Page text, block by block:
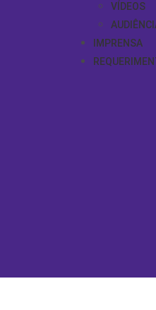
VÍDEOS
IMPRENSA